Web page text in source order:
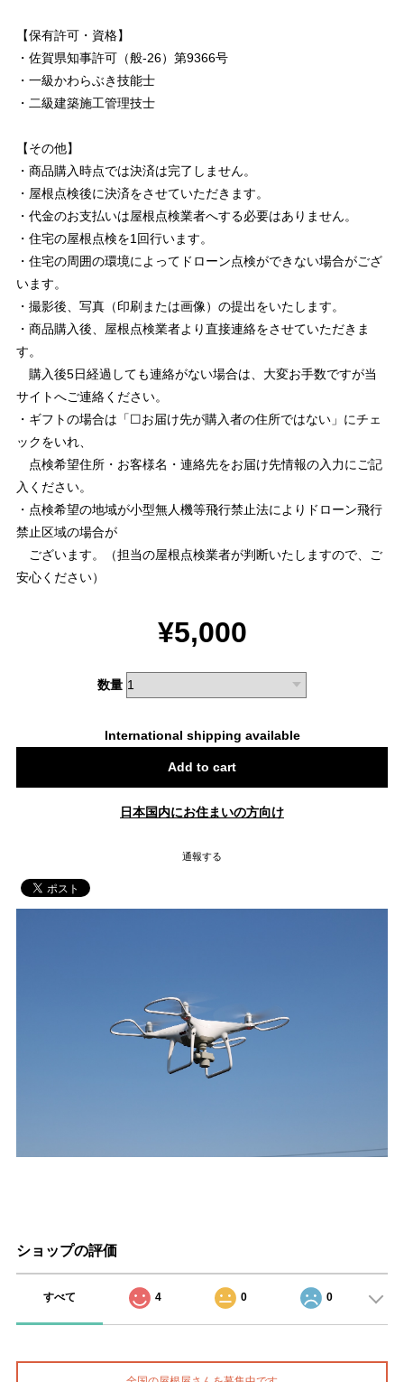
【保有許可・資格】
・佐賀県知事許可（般-26）第9366号
・一級かわらぶき技能士
・二級建築施工管理技士
【その他】
・商品購入時点では決済は完了しません。
・屋根点検後に決済をさせていただきます。
・代金のお支払いは屋根点検業者へする必要はありません。
・住宅の屋根点検を1回行います。
・住宅の周囲の環境によってドローン点検ができない場合がござ
います。
・撮影後、写真（印刷または画像）の提出をいたします。
・商品購入後、屋根点検業者より直接連絡をさせていただきま
す。
購入後5日経過しても連絡がない場合は、大変お手数ですが当
サイトへご連絡ください。
・ギフトの場合は「☐お届け先が購入者の住所ではない」にチェ
ックをいれ、
点検希望住所・お客様名・連絡先をお届け先情報の入力にご記
入ください。
・点検希望の地域が小型無人機等飛行禁止法によりドローン飛行
禁止区域の場合が
ございます。（担当の屋根点検業者が判断いたしますので、ご
安心ください）
¥5,000
数量
International shipping available
Add to cart
日本国内にお住まいの方向け
通報する
ショップの評価
すべて 4 0 0